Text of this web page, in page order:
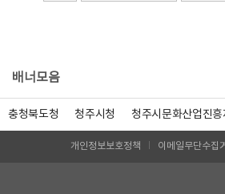
배너모음
충청북도청 청주시청 청주시문화산업진흥
개인정보보호정책 이메일무단수집